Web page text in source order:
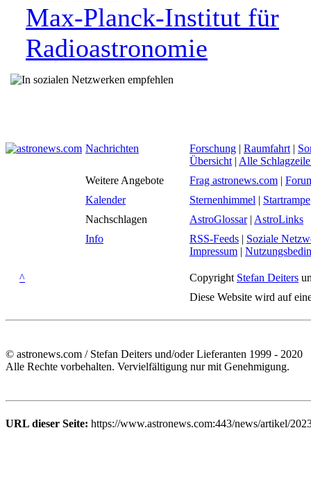
Max-Planck-Institut für
Radioastronomie
Nachrichten Forschung | Raumfahrt |
Übersicht | Alle
Weitere Angebote
Frag astronews.com |
Kalender
Sternenhimmel | Startrampe
Nachschlagen
AstroGlossar| AstroLinks
Info
RSS-Feeds | Soziale
Impressum |
^ Copyright Stefan Deiters
Diese Website wird auf
© astronews.com / Stefan Deiters und/oder Lieferanten 1999 - 2020
Alle Rechte vorbehalten. Vervielfältigung nur mit Genehmigung.
URL dieser Seite: https://www.astronews.com:443/news/artikel/